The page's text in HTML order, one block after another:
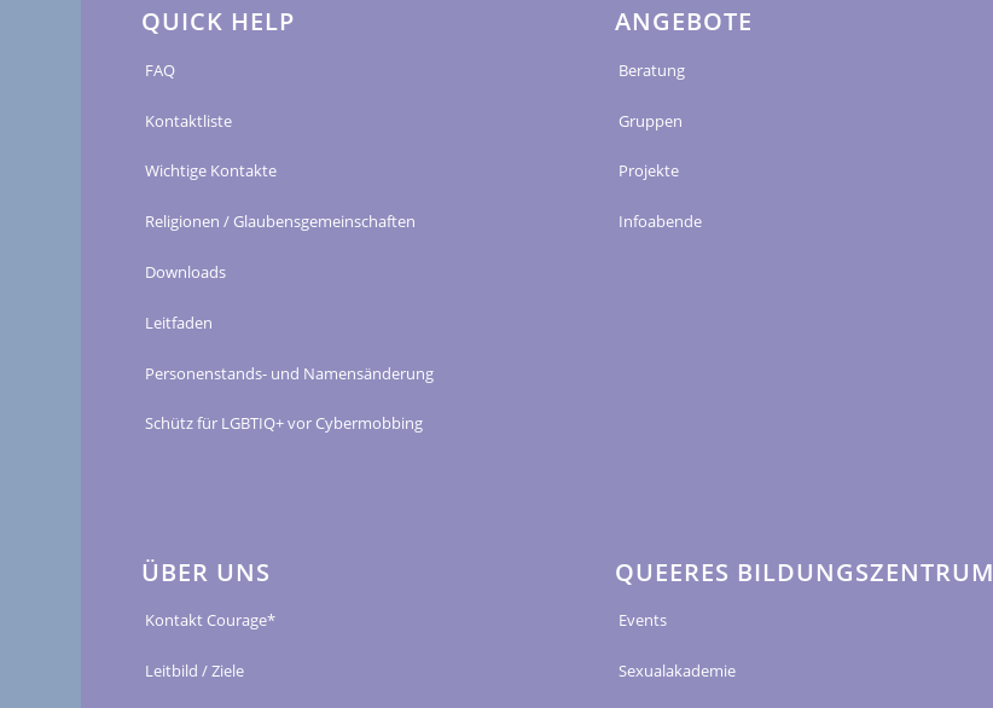
QUICK HELP
FAQ
Kontaktliste
Wichtige Kontakte
Religionen / Glaubensgemeinschaften
Downloads
Leitfaden
Personenstands- und Namensänderung
Schütz für LGBTIQ+ vor Cybermobbing
ANGEBOTE
Beratung
Gruppen
Projekte
Infoabende
ÜBER UNS
Kontakt Courage*
Leitbild / Ziele
QUEERES BILDUNGSZENTRUM
Events
Sexualakademie